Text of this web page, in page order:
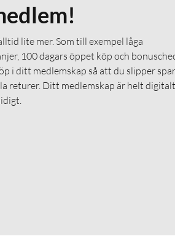
lite mer. Som till exempel låga
100 dagars öppet köp och
i ditt medlemskap så att du slipper
returer. Ditt medlemskap är helt